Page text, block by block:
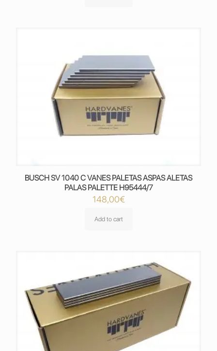
BUSCH SV 1040 C VANES PALETAS ASPAS ALETAS
PALAS PALETTE H95444/7
148,00€
Add to cart